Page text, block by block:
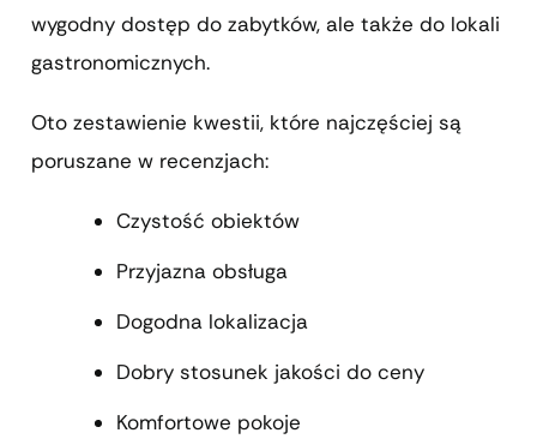
wygodny dostęp do zabytków, ale także do lokali
gastronomicznych.
Oto zestawienie kwestii, które najczęściej są
poruszane w recenzjach:
Czystość obiektów
Przyjazna obsługa
Dogodna lokalizacja
Dobry stosunek jakości do ceny
Komfortowe pokoje